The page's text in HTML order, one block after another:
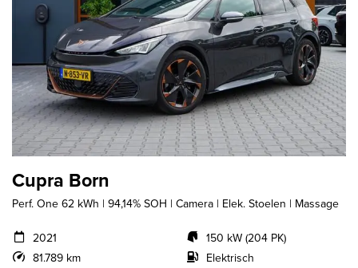
Cupra Born
Perf. One 62 kWh | 94,14% SOH | Camera | Elek. Stoelen | Massage
2021
81.789 km
150 kW (204 PK)
Elektrisch